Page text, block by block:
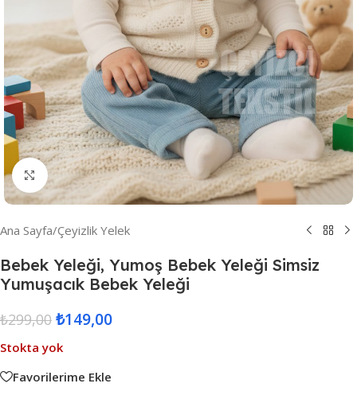
Resmi Büyüt
Ana Sayfa/Çeyizlik Yelek
Bebek Yeleği, Yumoş Bebek Yeleği Simsiz
Yumuşacık Bebek Yeleği
₺299,00 ₺149,00
Stokta yok
Favorilerime Ekle